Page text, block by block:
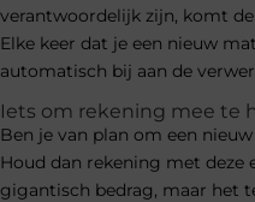
verantwoordelijk zijn, komt
Elke keer dat je een nieuw
automatisch bij aan de
Iets om rekening mee te
Ben je van plan om een
Houd dan rekening met deze
gigantisch bedrag, maar het